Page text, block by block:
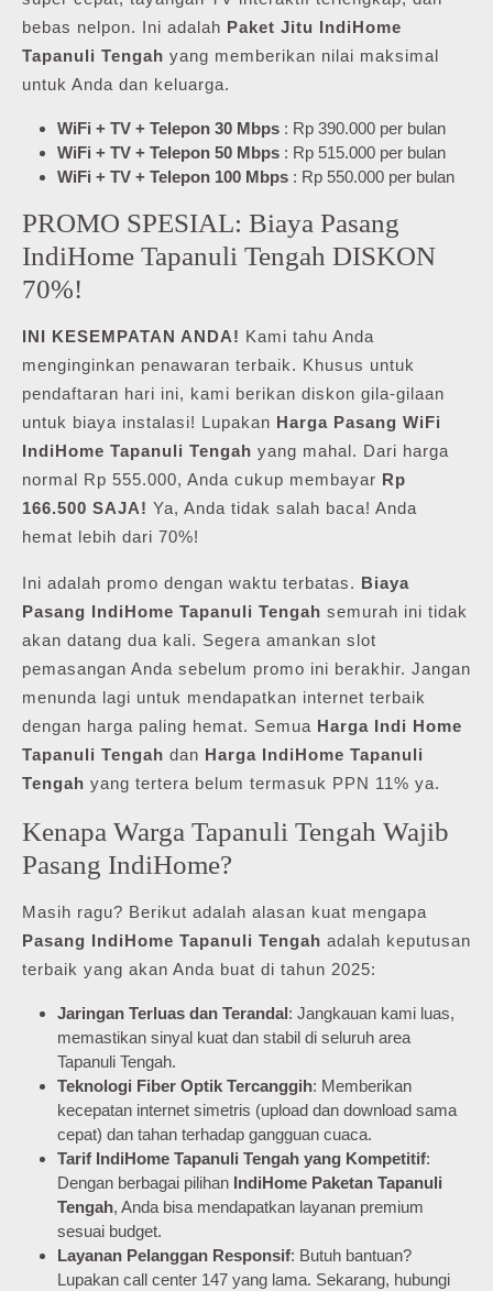
bebas nelpon. Ini adalah Paket Jitu IndiHome
Tapanuli Tengah yang memberikan nilai maksimal
untuk Anda dan keluarga.
WiFi + TV + Telepon 30 Mbps : Rp 390.000 per bulan
WiFi + TV + Telepon 50 Mbps : Rp 515.000 per bulan
WiFi + TV + Telepon 100 Mbps : Rp 550.000 per bulan
PROMO SPESIAL: Biaya Pasang
IndiHome Tapanuli Tengah DISKON
70%!
INI KESEMPATAN ANDA! Kami tahu Anda
menginginkan penawaran terbaik. Khusus untuk
pendaftaran hari ini, kami berikan diskon gila-gilaan
untuk biaya instalasi! Lupakan Harga Pasang WiFi
IndiHome Tapanuli Tengah yang mahal. Dari harga
normal Rp 555.000, Anda cukup membayar Rp
166.500 SAJA! Ya, Anda tidak salah baca! Anda
hemat lebih dari 70%!
Ini adalah promo dengan waktu terbatas. Biaya
Pasang IndiHome Tapanuli Tengah semurah ini tidak
akan datang dua kali. Segera amankan slot
pemasangan Anda sebelum promo ini berakhir. Jangan
menunda lagi untuk mendapatkan internet terbaik
dengan harga paling hemat. Semua Harga Indi Home
Tapanuli Tengah dan Harga IndiHome Tapanuli
Tengah yang tertera belum termasuk PPN 11% ya.
Kenapa Warga Tapanuli Tengah Wajib
Pasang IndiHome?
Masih ragu? Berikut adalah alasan kuat mengapa
Pasang IndiHome Tapanuli Tengah adalah keputusan
terbaik yang akan Anda buat di tahun 2025:
Jaringan Terluas dan Terandal : Jangkauan kami luas,
memastikan sinyal kuat dan stabil di seluruh area
Tapanuli Tengah.
Teknologi Fiber Optik Tercanggih: Memberikan
kecepatan internet simetris (upload dan download sama
cepat) dan tahan terhadap gangguan cuaca.
Tarif IndiHome Tapanuli Tengah yang Kompetitif:
Dengan berbagai pilihan IndiHome Paketan Tapanuli
Tengah, Anda bisa mendapatkan layanan premium
sesuai budget.
Layanan Pelanggan Responsif: Butuh bantuan?
Lupakan call center 147 yang lama. Sekarang, hubungi